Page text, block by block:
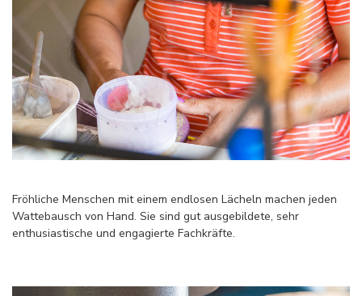
Fröhliche Menschen mit einem endlosen Lächeln machen jeden
Wattebausch von Hand. Sie sind gut ausgebildete, sehr
enthusiastische und engagierte Fachkräfte.